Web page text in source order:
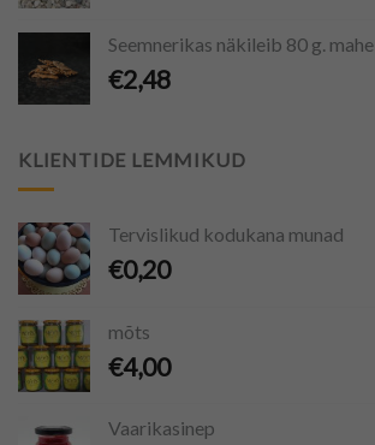
Seemnerikas näkileib 80 g. mahe
€2,48
KLIENTIDE LEMMIKUD
Tervislikud kodukana munad
€0,20
mõts
€4,00
Vaarikasinep